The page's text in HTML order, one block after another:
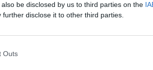
be disclosed by us to third parties on the
further disclose it to other third parties.
OutsGiuliani a Come States?